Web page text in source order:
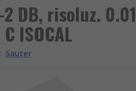
DB, risoluz. 0.01
ISOCAL
: Sauter